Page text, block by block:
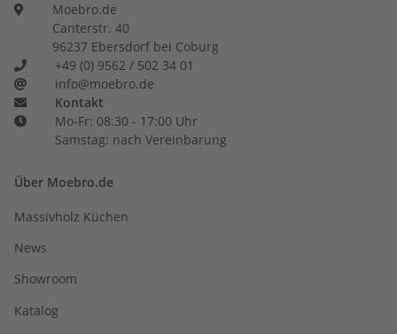
Moebro.de
Canterstr. 40
96237 Ebersdorf bei Coburg
+49 (0) 9562 / 502 34 01
info@moebro.de
Kontakt
Mo-Fr: 08:30 - 17:00 Uhr
Samstag: nach Vereinbarung
Über Moebro.de
Massivholz Küchen
News
Showroom
Katalog